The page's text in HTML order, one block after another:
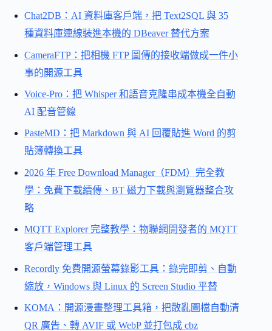
Chat2DB：AI 資料庫客戶端，把 Text2SQL 與 35
種資料庫連線裝進本機的 DBeaver 替代方案
CameraFTP：把相機 FTP 圖傳的接收端做成一件小
事的開源工具
Voice-Pro：把 Whisper 和語音克隆串成本機全自動
AI 配音管線
PasteMD：把 Markdown 與 AI 回覆貼進 Word 的剪
貼簿轉換工具
2026 年 Free Download Manager（FDM）完全教
學：免費下載續傳、BT 磁力下載與瀏覽器整合攻
略
MQTT Explorer 完整教學：物聯網開發者的 MQTT
客戶端管理工具
Recordly 免費開源螢幕錄影工具：錄完即剪、自動
縮放，Windows 與 Linux 的 Screen Studio 平替
KOMA：開源漫畫整理工具箱，把散亂圖檔自動清
QR 廣告、轉 AVIF 或 WebP 並打包成 cbz